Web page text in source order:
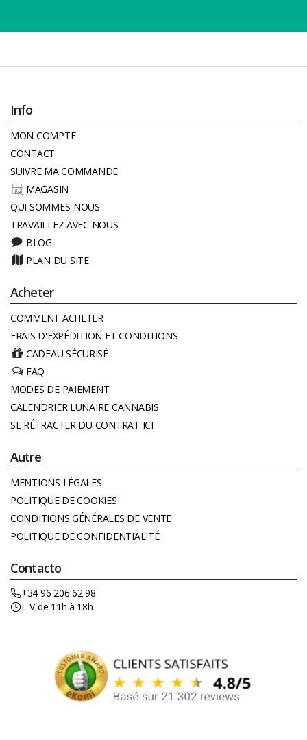
Info
MON COMPTE
CONTACT
SUIVRE MA COMMANDE
MAGASIN
QUI SOMMES-NOUS
TRAVAILLEZ AVEC NOUS
BLOG
PLAN DU SITE
Acheter
COMMENT ACHETER
FRAIS D'EXPÉDITION ET CONDITIONS
CADEAU SÉCURISÉ
FAQ
MODES DE PAIEMENT
CALENDRIER LUNAIRE CANNABIS
SE RÉTRACTER DU CONTRAT ICI
Autre
MENTIONS LÉGALES
POLITIQUE DE COOKIES
CONDITIONS GÉNÉRALES DE VENTE
POLITIQUE DE CONFIDENTIALITÉ
Contacto
+34 96 206 62 98
L-V de 11h à 18h